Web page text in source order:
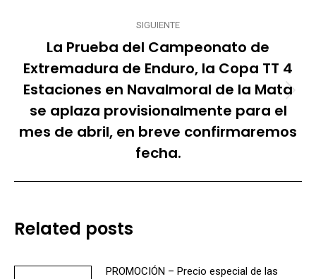
SIGUIENTE
Publicación
siguiente:
La Prueba del Campeonato de
Extremadura de Enduro, la Copa TT 4
Estaciones en Navalmoral de la Mata
se aplaza provisionalmente para el
mes de abril, en breve confirmaremos
fecha.
Related posts
PROMOCIÓN – Precio especial de las